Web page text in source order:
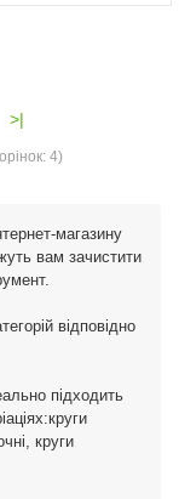
>|
4)
магазину
вам зачистити
відповідно
підходить
круги